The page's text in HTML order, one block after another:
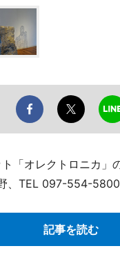
「オレクトロニカ」
、TEL 097-554-5800
記事を読む